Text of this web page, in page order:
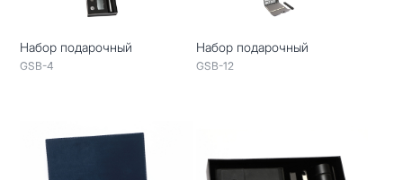
Набор подарочный
GSB-4
Набор подарочный
GSB-12